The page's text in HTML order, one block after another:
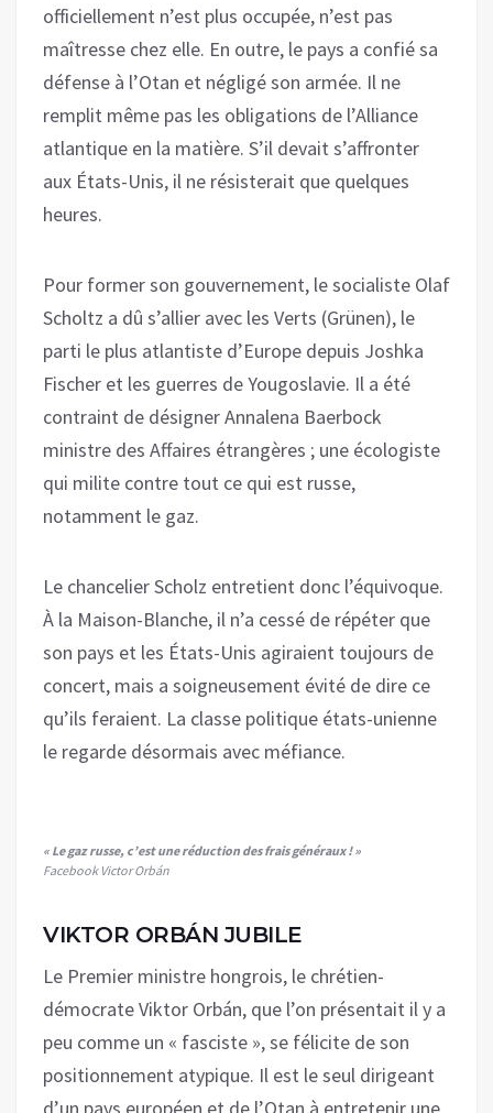
officiellement n’est plus occupée, n’est pas
maîtresse chez elle. En outre, le pays a confié sa
défense à l’Otan et négligé son armée. Il ne
remplit même pas les obligations de l’Alliance
atlantique en la matière. S’il devait s’affronter
aux États-Unis, il ne résisterait que quelques
heures.
Pour former son gouvernement, le socialiste Olaf
Scholtz a dû s’allier avec les Verts (Grünen), le
parti le plus atlantiste d’Europe depuis Joshka
Fischer et les guerres de Yougoslavie. Il a été
contraint de désigner Annalena Baerbock
ministre des Affaires étrangères ; une écologiste
qui milite contre tout ce qui est russe,
notamment le gaz.
Le chancelier Scholz entretient donc l’équivoque.
À la Maison-Blanche, il n’a cessé de répéter que
son pays et les États-Unis agiraient toujours de
concert, mais a soigneusement évité de dire ce
qu’ils feraient. La classe politique états-unienne
le regarde désormais avec méfiance.
« Le gaz russe, c’est une réduction des frais généraux ! »
Facebook Victor Orbán
VIKTOR ORBÁN JUBILE
Le Premier ministre hongrois, le chrétien-
démocrate Viktor Orbán, que l’on présentait il y a
peu comme un « fasciste », se félicite de son
positionnement atypique. Il est le seul dirigeant
d’un pays européen et de l’Otan à entretenir une